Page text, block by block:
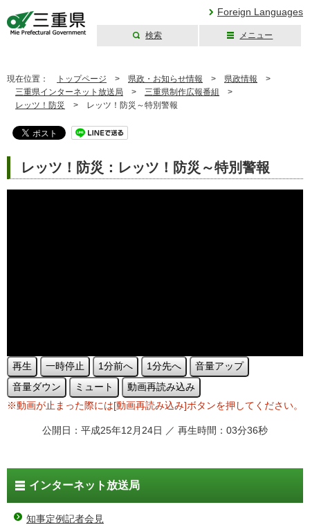
Foreign Languages
検索 メニュー
現在位置： トップページ > 県政・お知らせ情報 > 県政情報 >
三重県インターネット放送局 > 三重県制作広報番組
>
レッツ！防災
> レッツ！防災～特別警報
レッツ！防災：レッツ！防災～特別警報
再生 一時停止 1分前へ 1分先へ
音量アップ
音量ダウン
ミュート
動画再読み込み
※動画が止まった際には[動画再読み込み]ボタンを押してください。
公開日：平成25年12月24日 ／ 再生時間：03分36秒
インターネット放送局
知事定例記者会見